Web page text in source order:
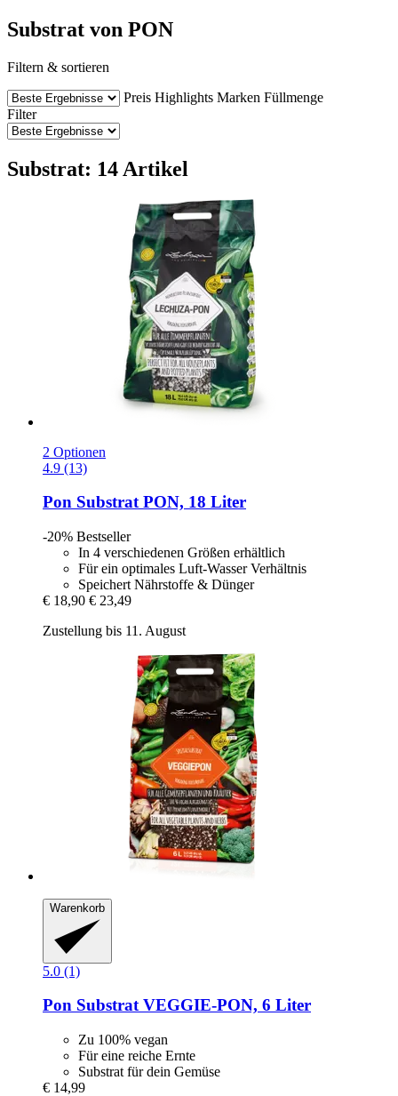
Substrat von PON
Filtern & sortieren
Preis Highlights Marken Füllmenge
Filter
Substrat: 14 Artikel
2 Optionen
4.9 (13)
Pon Substrat PON, 18 Liter
-20% Bestseller
In 4 verschiedenen Größen erhältlich
Für ein optimales Luft-Wasser Verhältnis
Speichert Nährstoffe & Dünger
€ 18,90 € 23,49
Zustellung bis 11. August
Warenkorb
5.0 (1)
Pon Substrat VEGGIE-​PON, 6 Liter
Zu 100% vegan
Für eine reiche Ernte
Substrat für dein Gemüse
€ 14,99